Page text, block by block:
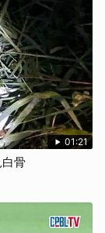
01:21
骨